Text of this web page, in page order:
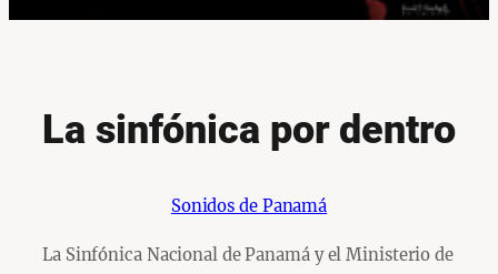
La sinfónica por dentro
Sonidos de Panamá
La Sinfónica Nacional de Panamá y el Ministerio de